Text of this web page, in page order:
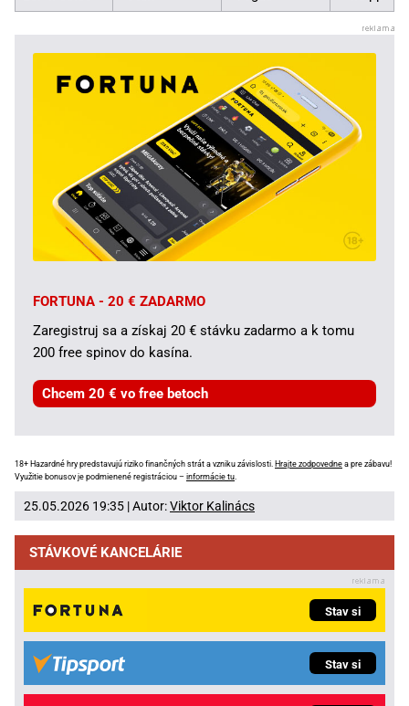
FORTUNA - 20 € ZADARMO
Zaregistruj sa a získaj 20 € stávku zadarmo a k tomu
200 free spinov do kasína.
Chcem 20 € vo free betoch
18+ Hazardné hry predstavujú riziko finančných strát a vzniku závislosti. Hrajte zodpovedne a pre zábavu!
Využitie bonusov je podmienené registráciou – informácie tu
25.05.2026 19:35 | Autor:Viktor Kalinács
STÁVKOVÉ KANCELÁRIE
Stav si
Stav si